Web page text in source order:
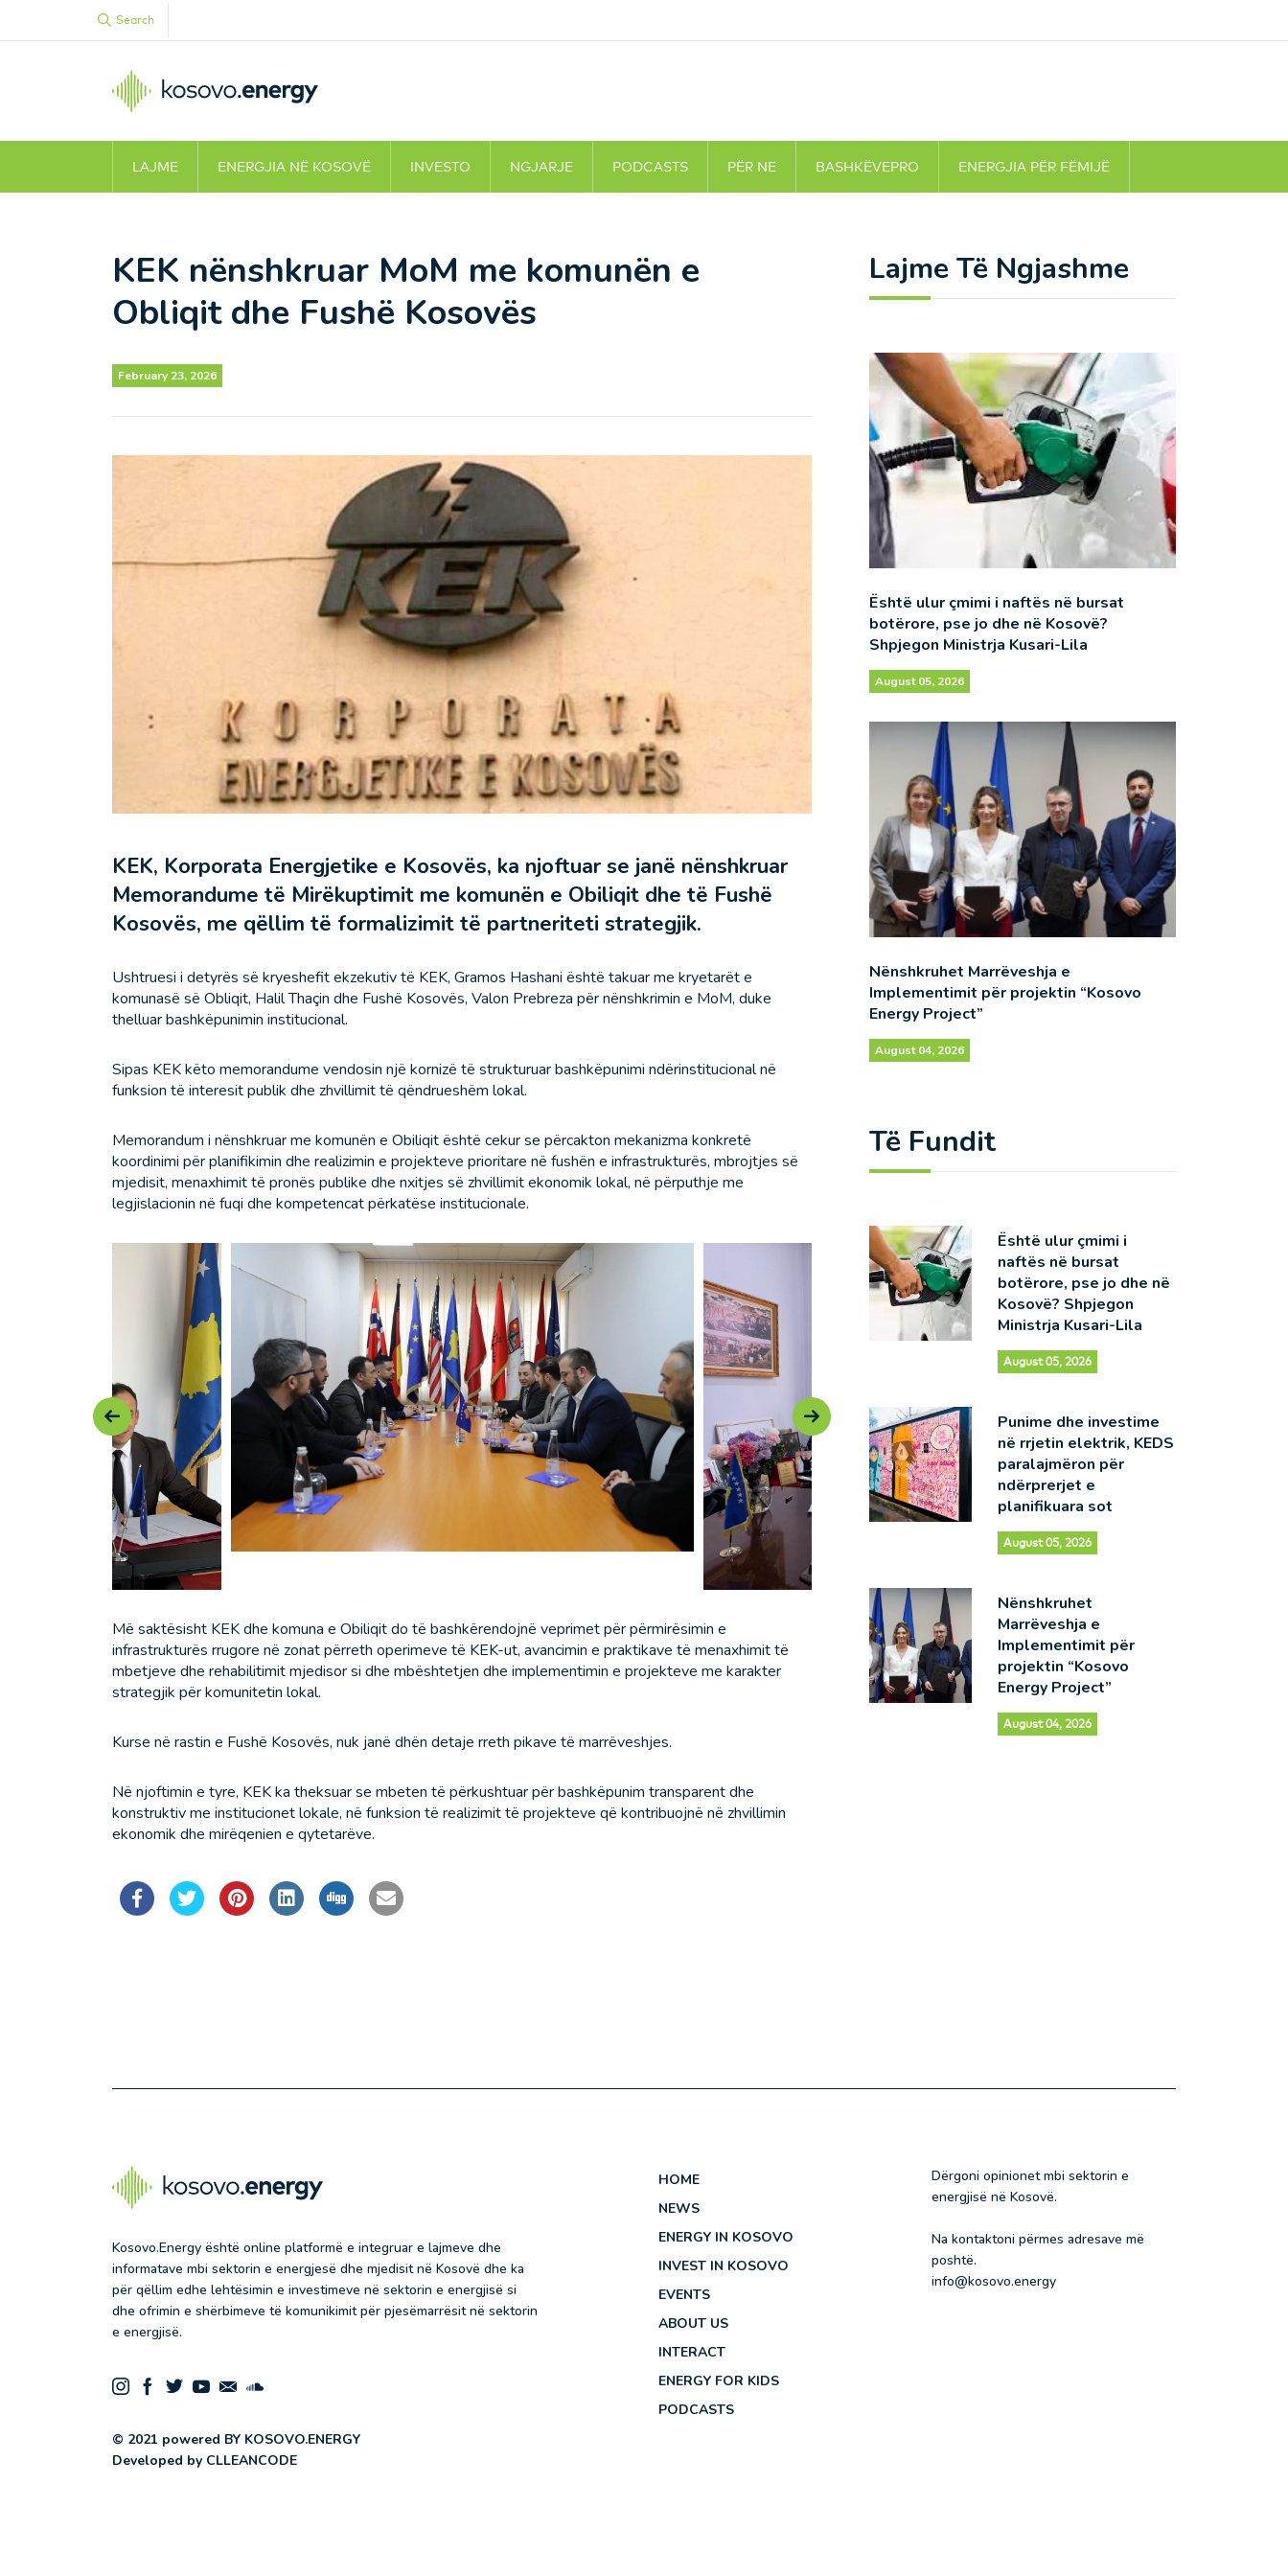
Search
LAJME ENERGJIA NË KOSOVË INVESTO NGJARJE PODCASTS PËR NE BASHKËVEPRO ENERGJIA PËR FËMIJË
KEK nënshkruar MoM me komunën e
Obliqit dhe Fushë Kosovës
February 23, 2026
KEK, Korporata Energjetike e Kosovës, ka njoftuar se janë nënshkruar
Memorandume të Mirëkuptimit me komunën e Obiliqit dhe të Fushë
Kosovës, me qëllim të formalizimit të partneriteti strategjik.
Ushtruesi i detyrës së kryeshefit ekzekutiv të KEK, Gramos Hashani është takuar me kryetarët e
komunasë së Obliqit, Halil Thaçin dhe Fushë Kosovës, Valon Prebreza për nënshkrimin e MoM, duke
thelluar bashkëpunimin institucional.
Sipas KEK këto memorandume vendosin një kornizë të strukturuar bashkëpunimi ndërinstitucional në
funksion të interesit publik dhe zhvillimit të qëndrueshëm lokal.
Memorandum i nënshkruar me komunën e Obiliqit është cekur se përcakton mekanizma konkretë
koordinimi për planifikimin dhe realizimin e projekteve prioritare në fushën e infrastrukturës, mbrojtjes së
mjedisit, menaxhimit të pronës publike dhe nxitjes së zhvillimit ekonomik lokal, në përputhje me
legjislacionin në fuqi dhe kompetencat përkatëse institucionale.
Më saktësisht KEK dhe komuna e Obiliqit do të bashkërendojnë veprimet për përmirësimin e
infrastrukturës rrugore në zonat përreth operimeve të KEK-ut, avancimin e praktikave të menaxhimit të
mbetjeve dhe rehabilitimit mjedisor si dhe mbështetjen dhe implementimin e projekteve me karakter
strategjik për komunitetin lokal.
Kurse në rastin e Fushë Kosovës, nuk janë dhën detaje rreth pikave të marrëveshjes.
Në njoftimin e tyre, KEK ka theksuar se mbeten të përkushtuar për bashkëpunim transparent dhe
konstruktiv me institucionet lokale, në funksion të realizimit të projekteve që kontribuojnë në zhvillimin
ekonomik dhe mirëqenien e qytetarëve.
Lajme Të Ngjashme
Është ulur çmimi i naftës në bursat
botërore, pse jo dhe në Kosovë?
Shpjegon Ministrja Kusari-Lila
August 05, 2026
Nënshkruhet Marrëveshja e
Implementimit për projektin “Kosovo
Energy Project”
August 04, 2026
Të Fundit
Është ulur çmimi i
naftës në bursat
botërore, pse jo dhe në
Kosovë? Shpjegon
Ministrja Kusari-Lila
August 05, 2026
Punime dhe investime
në rrjetin elektrik, KEDS
paralajmëron për
ndërprerjet e
planifikuara sot
August 05, 2026
Nënshkruhet
Marrëveshja e
Implementimit për
projektin “Kosovo
Energy Project”
August 04, 2026
Kosovo.Energy është online platformë e integruar e lajmeve dhe
informatave mbi sektorin e energjesë dhe mjedisit në Kosovë dhe ka
për qëllim edhe lehtësimin e investimeve në sektorin e energjisë si
dhe ofrimin e shërbimeve të komunikimit për pjesëmarrësit në sektorin
e energjisë.
© 2021 powered BY KOSOVO.ENERGY
Developed by CLLEANCODE
HOME
NEWS
ENERGY IN KOSOVO
INVEST IN KOSOVO
EVENTS
ABOUT US
INTERACT
ENERGY FOR KIDS
PODCASTS
Dërgoni opinionet mbi sektorin e
energjisë në Kosovë.
Na kontaktoni përmes adresave më
poshtë.
info@kosovo.energy